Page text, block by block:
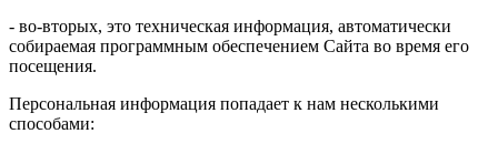
- во-вторых, это техническая информация, автоматически
собираемая программным обеспечением Сайта во время его
посещения.
Персональная информация попадает к нам несколькими
способами: